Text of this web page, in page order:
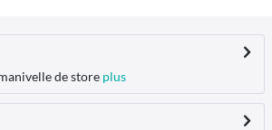
de store plus